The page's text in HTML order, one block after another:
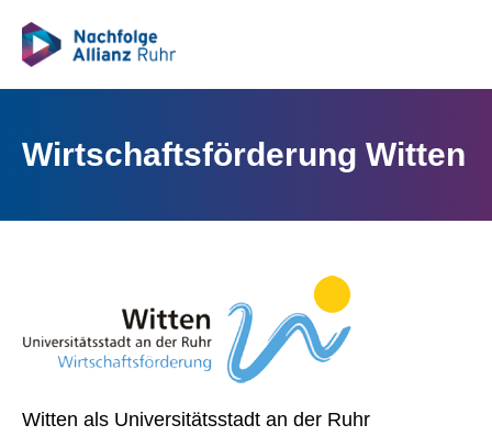
springen
Wirtschaftsförderung Witten
Witten als Universitätsstadt an der Ruhr